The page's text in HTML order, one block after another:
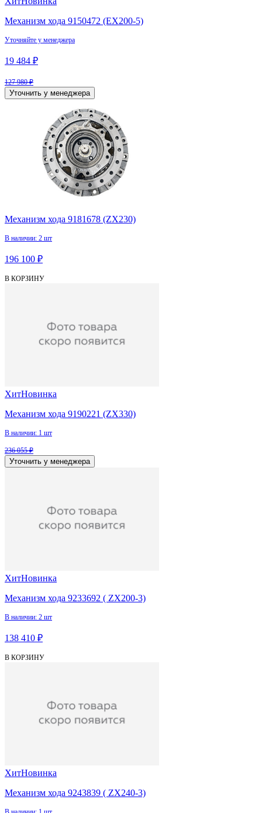
Механизм хода 9150472 (ЕX200-5)
Уточняйте у менеджера
19 484 ₽
127 980 ₽
Уточнить у менеджера
Механизм хода 9181678 (ZX230)
В наличии: 2 шт
196 100 ₽
В КОРЗИНУ
ХитНовинка
Механизм хода 9190221 (ZX330)
В наличии: 1 шт
236 055 ₽
Уточнить у менеджера
ХитНовинка
Механизм хода 9233692 ( ZX200-3)
В наличии: 2 шт
138 410 ₽
В КОРЗИНУ
ХитНовинка
Механизм хода 9243839 ( ZX240-3)